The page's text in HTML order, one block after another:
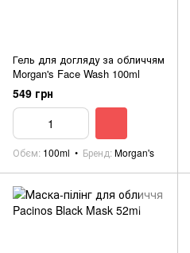
Гель для догляду за обличчям
Morgan's Face Wash 100ml
549 грн
Обєм 100ml Бренд Morgan's